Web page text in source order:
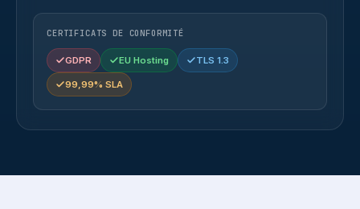
CERTIFICATS DE CONFORMITÉ
GDPR EU Hosting TLS 1.3
99,99% SLA